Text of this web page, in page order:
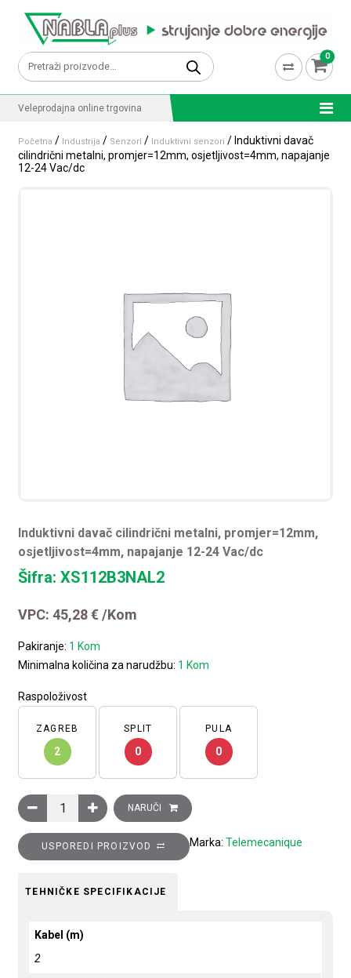
Pretraži: 0
Veleprodajna online trgovina
Početna / Industrija / Senzori / Induktivni senzori / Induktivni davač
cilindrični metalni, promjer=12mm, osjetljivost=4mm, napajanje
12-24 Vac/dc
Induktivni davač cilindrični metalni, promjer=12mm,
osjetljivost=4mm, napajanje 12-24 Vac/dc
Šifra: XS112B3NAL2
VPC:45,28€ /Kom
Pakiranje: 1 Kom
Minimalna količina za narudžbu: 1 Kom
Raspoloživost
ZAGREB
2
SPLIT
0
PULA
0
Induktivni davač cilindrični metalni, promjer=12mm,
NARUČI
USPOREDI PROIZVOD Marka: Telemecanique
TEHNIČKE SPECIFIKACIJE
Kabel (m)
2